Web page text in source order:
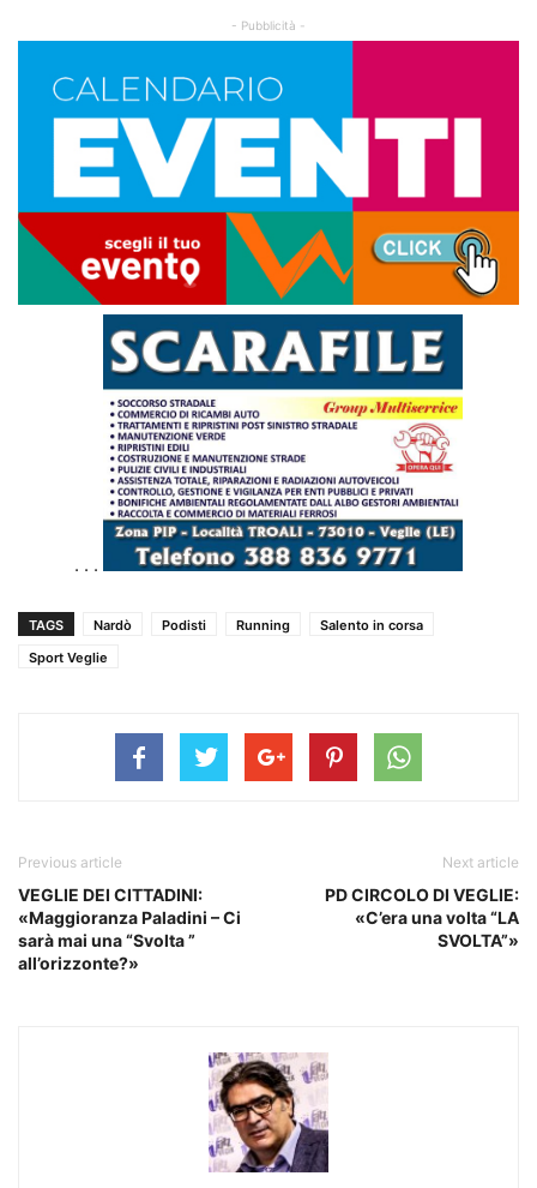
- Pubblicità -
. . .
TAGS Nardò Podisti Running
Salento in corsa
Sport Veglie
Previous article
VEGLIE DEI CITTADINI:
«Maggioranza Paladini – Ci
sarà mai una “Svolta ”
all’orizzonte?»
Next article
PD CIRCOLO DI VEGLIE:
«C’era una volta “LA
SVOLTA”»